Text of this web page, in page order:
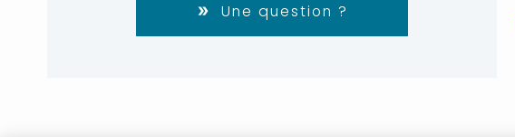
Une question ?